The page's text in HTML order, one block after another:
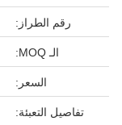
رقم الطراز:
الـ MOQ:
السعر:
تفاصيل التعبئة: